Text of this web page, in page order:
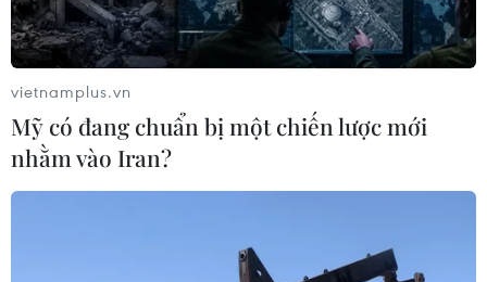
vietnamplus.vn
Mỹ có đang chuẩn bị một chiến lược mới
nhằm vào Iran?